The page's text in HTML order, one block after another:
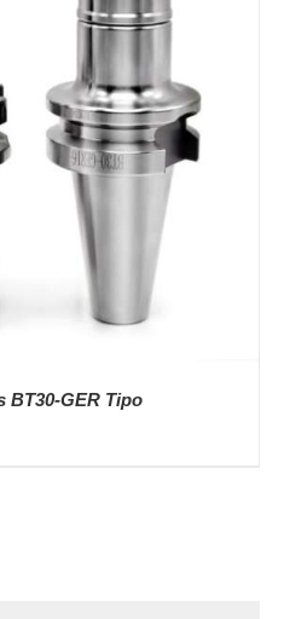
BT30-GER Tipo